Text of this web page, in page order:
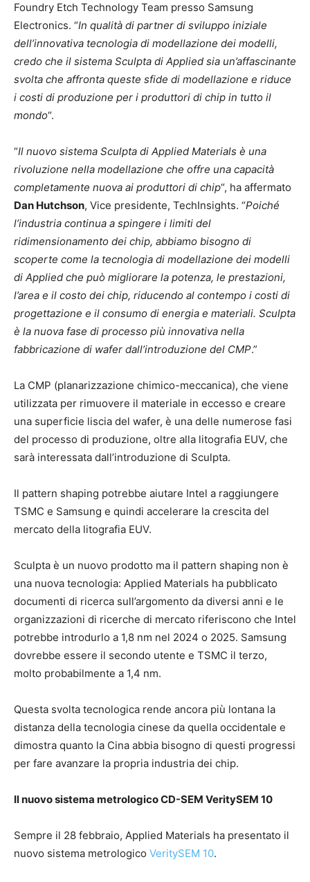
Foundry Etch Technology Team presso Samsung
Electronics. “In qualità di partner di sviluppo iniziale
dell’innovativa tecnologia di modellazione dei modelli,
credo che il sistema Sculpta di Applied sia un’affascinante
svolta che affronta queste sfide di modellazione e riduce
i costi di produzione per i produttori di chip in tutto il
mondo“.
“Il nuovo sistema Sculpta di Applied Materials è una
rivoluzione nella modellazione che offre una capacità
completamente nuova ai produttori di chip“, ha affermato
Dan Hutchson, Vice presidente, TechInsights. “Poiché
l’industria continua a spingere i limiti del
ridimensionamento dei chip, abbiamo bisogno di
scoperte come la tecnologia di modellazione dei modelli
di Applied che può migliorare la potenza, le prestazioni,
l’area e il costo dei chip, riducendo al contempo i costi di
progettazione e il consumo di energia e materiali. Sculpta
è la nuova fase di processo più innovativa nella
fabbricazione di wafer dall’introduzione del CMP.”
La CMP (planarizzazione chimico-meccanica), che viene
utilizzata per rimuovere il materiale in eccesso e creare
una superficie liscia del wafer, è una delle numerose fasi
del processo di produzione, oltre alla litografia EUV, che
sarà interessata dall’introduzione di Sculpta.
Il pattern shaping potrebbe aiutare Intel a raggiungere
TSMC e Samsung e quindi accelerare la crescita del
mercato della litografia EUV.
Sculpta è un nuovo prodotto ma il pattern shaping non è
una nuova tecnologia: Applied Materials ha pubblicato
documenti di ricerca sull’argomento da diversi anni e le
organizzazioni di ricerche di mercato riferiscono che Intel
potrebbe introdurlo a 1,8 nm nel 2024 o 2025. Samsung
dovrebbe essere il secondo utente e TSMC il terzo,
molto probabilmente a 1,4 nm.
Questa svolta tecnologica rende ancora più lontana la
distanza della tecnologia cinese da quella occidentale e
dimostra quanto la Cina abbia bisogno di questi progressi
per fare avanzare la propria industria dei chip.
Il nuovo sistema metrologico CD-SEM VeritySEM 10
Sempre il 28 febbraio, Applied Materials ha presentato il
nuovo sistema metrologico VeritySEM 10.